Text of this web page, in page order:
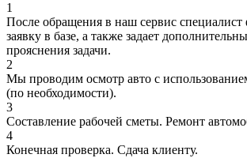
1
После обращения в наш сервис
заявку в базе, а также задает
прояснения задачи.
2
Мы проводим осмотр авто с
(по необходимости).
3
Составление рабочей сметы. Ремонт
4
Конечная проверка. Сдача клиенту.